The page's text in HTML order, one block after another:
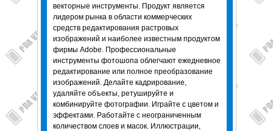
векторные инструменты. Продукт является
лидером рынка в области коммерческих
средств редактирования растровых
изображений и наиболее известным продуктом
фирмы Adobe. Профессиональные
инструменты фотошопа облегчают ежедневное
редактирование или полное преобразование
изображений. Делайте кадрирование,
удаляйте объекты, ретушируйте и
комбинируйте фотографии. Играйте с цветом и
эффектами. Работайте с неограниченным
количеством слоев и масок. Иллюстрации,